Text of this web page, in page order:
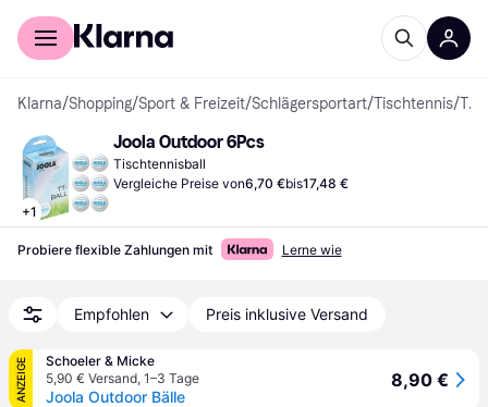
Für Shopper
Klarna/Shopping/Sport & Freizeit/Schlägersportart/Tischtennis/ Tischtennisbälle
+1
Joola Outdoor 6Pcs
Tischtennisball
Vergleiche Preise von6,70 €bis17,48 €
Probiere flexible Zahlungen mit Lerne wie
Empfohlen Preis inklusive Versand
ANZEIGE
Schoeler & Micke
5,90 € Versand, 1–3 Tage
Joola Outdoor Bälle
8,90 €